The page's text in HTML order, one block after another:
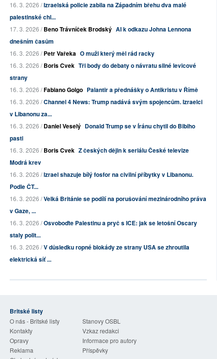
16. 3. 2026 /Izraelská policie zabila na Západním břehu dva malé
palestinské chl...
17. 3. 2026 /Beno Trávníček Brodský AI k odkazu Johna Lennona
dnešním časům
16. 3. 2026 /Petr Vařeka O muži který měl rád racky
16. 3. 2026 /Boris Cvek Tři body do debaty o návratu silné levicové
strany
16. 3. 2026 /Fabiano Golgo Palantir a přednášky o Antikristu v Římě
16. 3. 2026 /Channel 4 News: Trump nadává svým spojencům. Izraelci
v Libanonu za...
16. 3. 2026 /Daniel Veselý Donald Trump se v Íránu chytil do Bibiho
pasti
16. 3. 2026 /Boris Cvek Z českých dějin k seriálu České televize
Modrá krev
16. 3. 2026 /Izrael shazuje bílý fosfor na civilní příbytky v Libanonu.
Podle ČT...
16. 3. 2026 /Velká Británie se podílí na porušování mezinárodního práva
v Gaze, ...
16. 3. 2026 /Osvoboďte Palestinu a pryč s ICE: jak se letošní Oscary
staly polit...
16. 3. 2026 /V důsledku ropné blokády ze strany USA se zhroutila
elektrická síť ...
Britské listy
O nás - Britské listy
Stanovy OSBL
Kontakty
Vzkaz redakci
Opravy
Informace pro autory
Reklama
Příspěvky